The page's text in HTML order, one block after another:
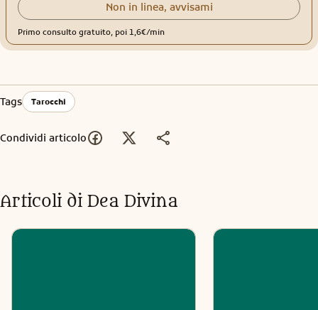
Non in linea, avvisami
Primo consulto gratuito, poi 1,6€/min
Tags Tarocchi
Condividi articolo
Articoli di Dea Divina